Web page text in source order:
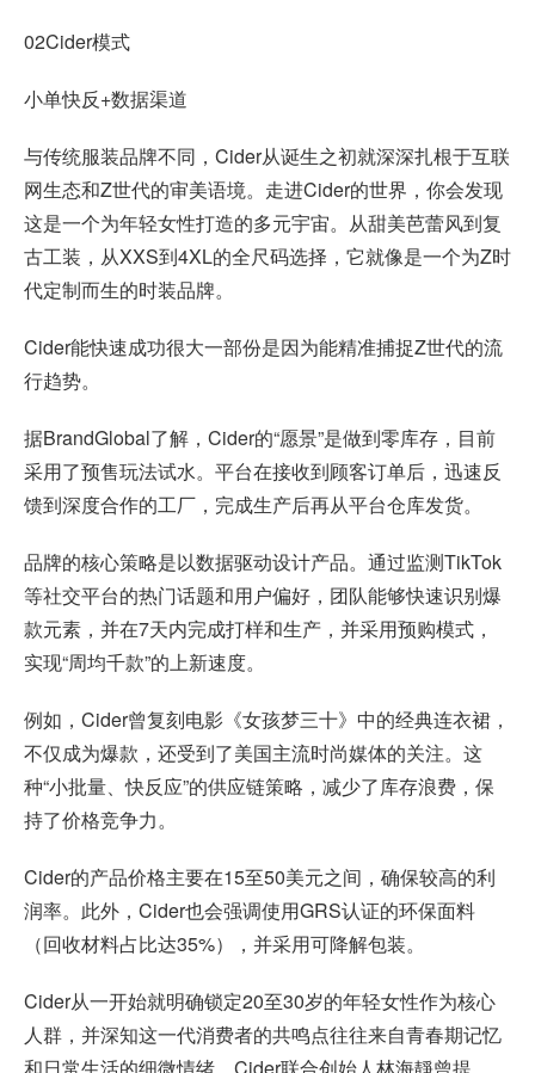
02Cider模式
小单快反+数据渠道
与传统服装品牌不同，Cider从诞生之初就深深扎根于互联
网生态和Z世代的审美语境。走进Cider的世界，你会发现
这是一个为年轻女性打造的多元宇宙。从甜美芭蕾风到复
古工装，从XXS到4XL的全尺码选择，它就像是一个为Z时
代定制而生的时装品牌。
Cider能快速成功很大一部份是因为能精准捕捉Z世代的流
行趋势。
据BrandGlobal了解，Cider的“愿景”是做到零库存，目前
采用了预售玩法试水。平台在接收到顾客订单后，迅速反
馈到深度合作的工厂，完成生产后再从平台仓库发货。
品牌的核心策略是以数据驱动设计产品。通过监测TikTok
等社交平台的热门话题和用户偏好，团队能够快速识别爆
款元素，并在7天内完成打样和生产，并采用预购模式，
实现“周均千款”的上新速度。
例如，Cider曾复刻电影《女孩梦三十》中的经典连衣裙，
不仅成为爆款，还受到了美国主流时尚媒体的关注。这
种“小批量、快反应”的供应链策略，减少了库存浪费，保
持了价格竞争力。
Cider的产品价格主要在15至50美元之间，确保较高的利
润率。此外，Cider也会强调使用GRS认证的环保面料
（回收材料占比达35%），并采用可降解包装。
Cider从一开始就明确锁定20至30岁的年轻女性作为核心
人群，并深知这一代消费者的共鸣点往往来自青春期记忆